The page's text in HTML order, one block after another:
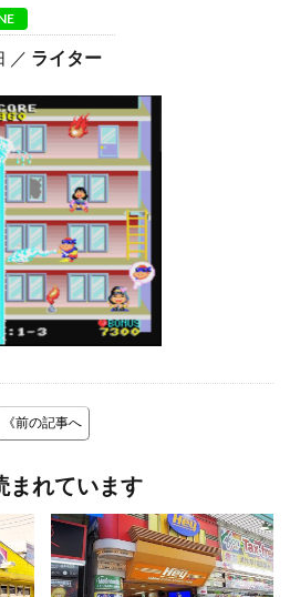
ライター
《前の記事へ
まれています